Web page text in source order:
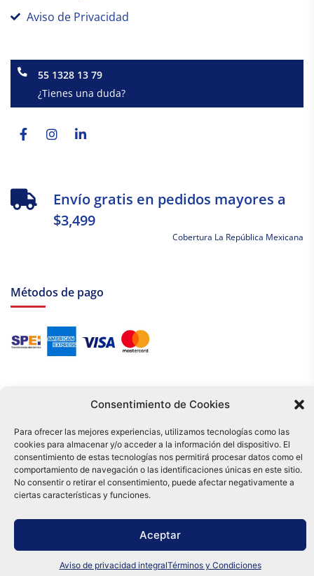
Consentimiento de Cookies
Para ofrecer las mejores experiencias, utilizamos tecnologías como las
cookies para almacenar y/o acceder a la información del dispositivo. El
consentimiento de estas tecnologías nos permitirá procesar datos como el
comportamiento de navegación o las identificaciones únicas en este sitio.
No consentir o retirar el consentimiento, puede afectar negativamente a
ciertas características y funciones.
Aceptar
Aviso de privacidad integralTérminos y Condiciones
Aviso de Privacidad
55 1328 13 79
¿Tienes una duda?
f
Envío gratis en pedidos mayores a
$3,499
Cobertura La República Mexicana
Métodos de pago
Tu compra es respaldada por nuestro certificado SSL y operada bajo las
mejores prácticas de seguridad.
Distribuidora Tamex - México
e-commerce